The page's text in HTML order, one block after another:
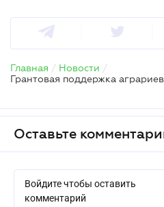
Главная / Новости /
Оставьте
Войдите чтобы оставить
комментарий